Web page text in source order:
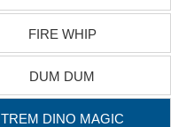
FIRE WHIP
DUM DUM
TREM DINO MAGIC